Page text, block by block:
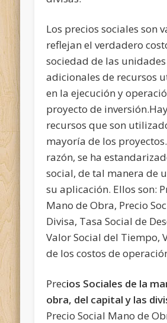
Los precios sociales son
reflejan el verdadero
sociedad de las unidades
adicionales de recursos
en la ejecución y
proyecto de
recursos que son
mayoría de los
razón, se ha
social, de tal manera de
su aplicación. Ellos son:
Mano de Obra, Precio
Divisa, Tasa Social de
Valor Social del Tiempo,
de los costos de
Precios Sociales de la
obra, del capital y las
Precio Social Mano de